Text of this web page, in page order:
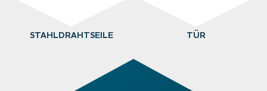
STAHLDRAHTSEILE TÜR